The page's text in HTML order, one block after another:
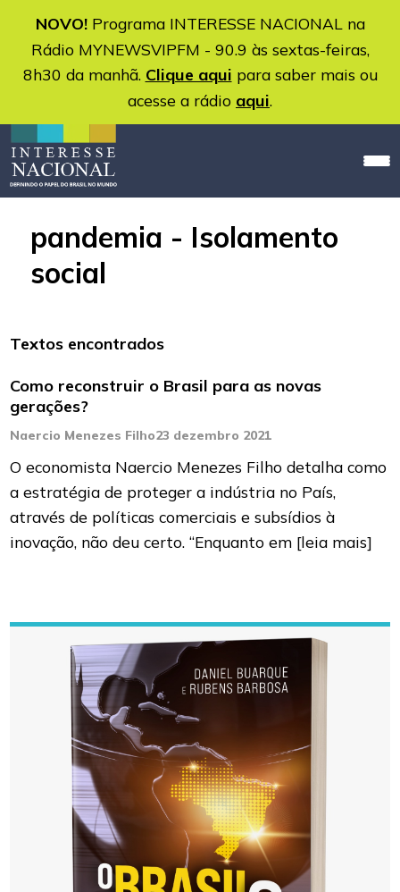
NOVO!Programa INTERESSE NACIONAL na
Rádio MYNEWSVIPFM - 90.9 às sextas-feiras,
8h30 da manhã. Clique aqui para saber mais ou
acesse a rádio aqui.
pandemia - Isolamento
social
Textos encontrados
Como reconstruir o Brasil para as novas
gerações?
Naercio Menezes Filho23 dezembro 2021
O economista Naercio Menezes Filho detalha como
a estratégia de proteger a indústria no País,
através de políticas comerciais e subsídios à
inovação, não deu certo. “Enquanto em [leia mais]